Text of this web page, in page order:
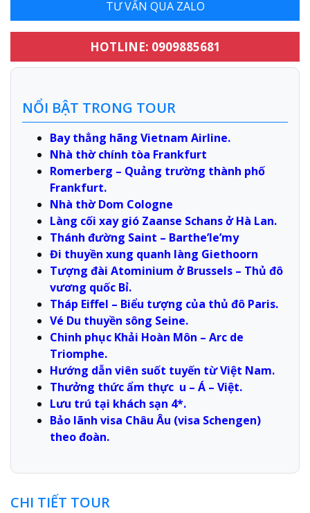
TƯ VẤN QUA ZALO
HOTLINE: 0909885681
NỔI BẬT TRONG TOUR
Bay thẳng hãng Vietnam Airline.
Nhà thờ chính tòa Frankfurt
Romerberg – Quảng trường thành phố
Frankfurt.
Nhà thờ Dom Cologne
Làng cối xay gió Zaanse Schans ở Hà Lan.
Thánh đường Saint – Barthe’le’my
Đi thuyền xung quanh làng Giethoorn
Tượng đài Atominium ở Brussels – Thủ đô
vương quốc Bỉ.
Tháp Eiffel – Biểu tượng của thủ đô Paris.
Vé Du thuyền sông Seine.
Chinh phục Khải Hoàn Môn – Arc de
Triomphe.
Hướng dẫn viên suốt tuyến từ Việt Nam.
Thưởng thức ẩm thực u – Á – Việt.
Lưu trú tại khách sạn 4*.
Bảo lãnh visa Châu Âu (visa Schengen)
theo đoàn.
CHI TIẾT TOUR